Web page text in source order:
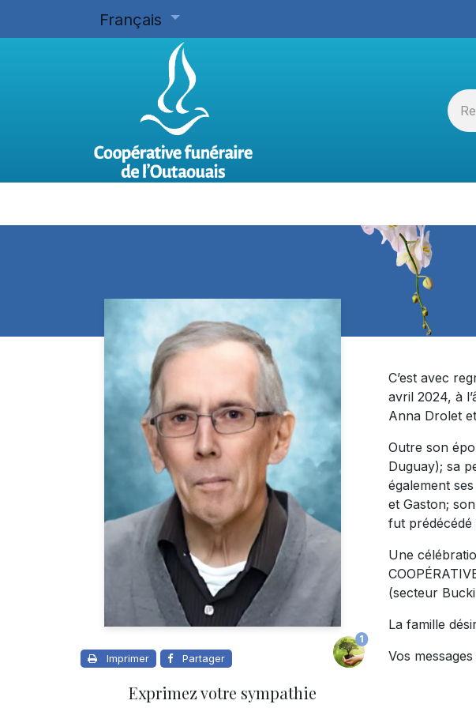
Français
Imprimer Partager
1
Exprimez votre sympathie
C’est avec
avril 2024, à
Anna Drolet
Outre son
Duguay); sa
également
et Gaston;
fut
Une
(secteur
La famille
Vos